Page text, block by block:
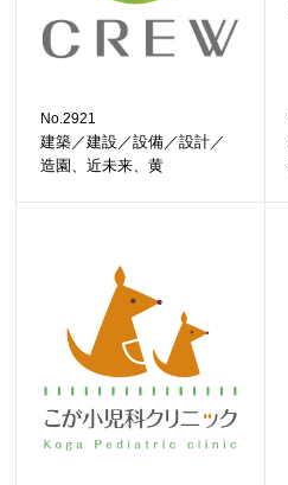
No.2921
建築／建設／設備／設計／
造園、近未来、黄